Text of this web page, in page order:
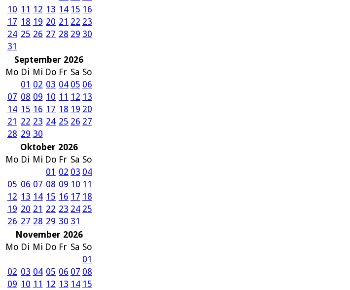
10 11 12 13 14 15 16
17 18 19 20 21 22 23
24 25 26 27 28 29 30
31
September 2026
Mo Di Mi Do Fr Sa So
01 02 03 04 05 06
07 08 09 10 11 12 13
14 15 16 17 18 19 20
21 22 23 24 25 26 27
28 29 30
Oktober 2026
Mo Di Mi Do Fr Sa So
01 02 03 04
05 06 07 08 09 10 11
12 13 14 15 16 17 18
19 20 21 22 23 24 25
26 27 28 29 30 31
November 2026
Mo Di Mi Do Fr Sa So
01
02 03 04 05 06 07 08
09 10 11 12 13 14 15